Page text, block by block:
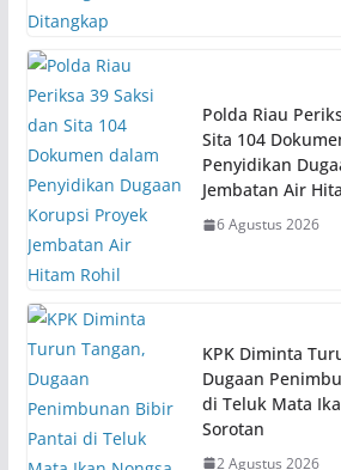
Polda Riau
Sita 104
Penyidikan
Jembatan Air
6 Agustus 2026
KPK Diminta
Dugaan
di Teluk Mata
Sorotan
2 Agustus 2026